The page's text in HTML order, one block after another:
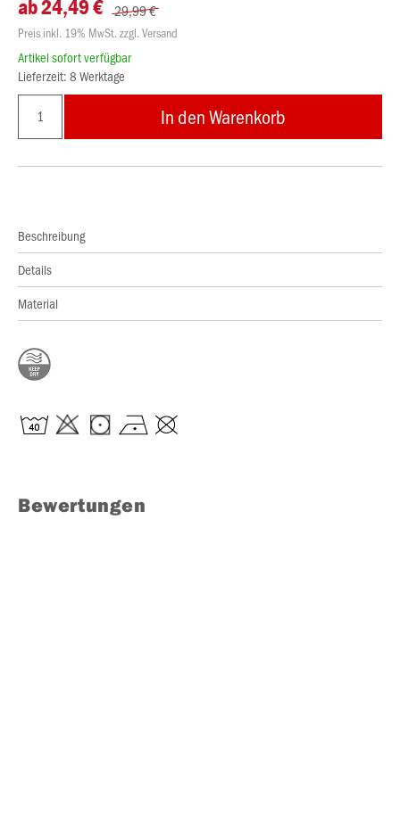
ab 24,49 € 29,99 €
Preis inkl. 19% MwSt. zzgl. Versand
Artikel sofort verfügbar
Lieferzeit: 8 Werktage
In den Warenkorb
Beschreibung
Details
Material
Bewertungen